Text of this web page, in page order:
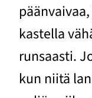
kastella
runsaasti.
kun niitä